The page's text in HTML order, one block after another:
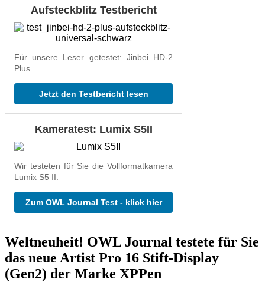
Aufsteckblitz Testbericht
Für unsere Leser getestet: Jinbei HD-2
Plus.
Jetzt den Testbericht lesen
Kameratest: Lumix S5II
Wir testeten für Sie die Vollformatkamera
Lumix S5 II.
Zum OWL Journal Test - klick hier
Weltneuheit! OWL Journal testete für Sie
das neue Artist Pro 16 Stift-Display
(Gen2) der Marke XPPen